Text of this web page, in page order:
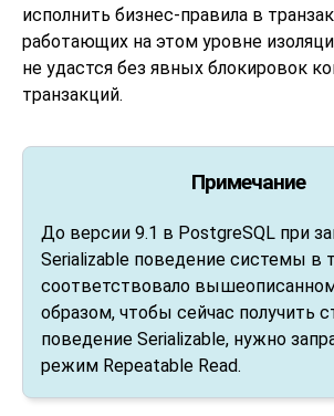
исполнить бизнес-правила в
работающих на этом уровне
не удастся без явных блокировок
транзакций.
Примечание
До версии 9.1 в PostgreSQL при
Serializable поведение системы в
соответствовало
образом, чтобы сейчас получить
поведение Serializable, нужно
режим Repeatable Read.